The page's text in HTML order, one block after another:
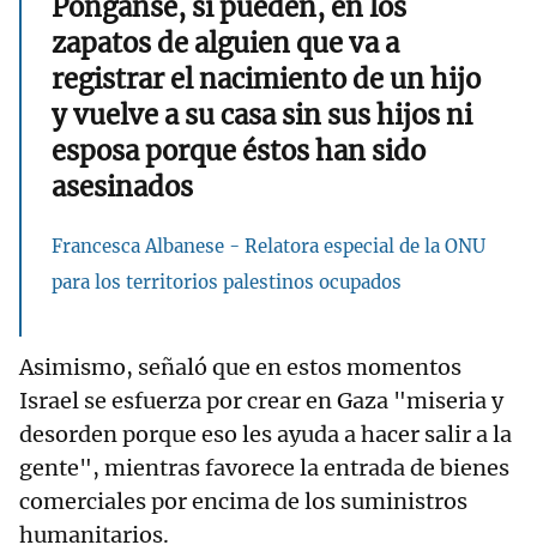
Pónganse, si pueden, en los
zapatos de alguien que va a
registrar el nacimiento de un hijo
y vuelve a su casa sin sus hijos ni
esposa porque éstos han sido
asesinados
Francesca Albanese - Relatora especial de la ONU
para los territorios palestinos ocupados
Asimismo, señaló que en estos momentos
Israel se esfuerza por crear en Gaza "miseria y
desorden porque eso les ayuda a hacer salir a la
gente", mientras favorece la entrada de bienes
comerciales por encima de los suministros
humanitarios.